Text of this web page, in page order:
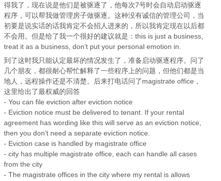
得我了，现在说是他们是被驱逐了，他每次7号时会自动启动驱逐
程序，可以帮我做管理房子做驱逐。这种没有诚信的管理公司，当
初要是说实话的话我肯定不会招人进来的，所以我肯定现在以后都
不会用。但是给了我一个很好的建议就是：this is just a business,
treat it as a business, don’t put your personal emotion in.
到了这时我只能认定最坏的情况发生了，准备启动驱逐程序。问了
几个朋友，都很耐心帮忙解释了一些程序上的问题，但他们都是当
地人，远程操作还是不清楚。后来打电话问了magistrate office，
这里给出了最权威的回答
- You can file eviction after eviction notice
- Eviction notice must be delivered to tenant. If your rental
agreement has wording like this will serve as an eviction notice,
then you don’t need a separate eviction notice.
- Eviction case is handled by magistrate office
- city has multiple magistrate office, each can handle all cases
from the city
- The magistrate offices in the city where my rental is allows